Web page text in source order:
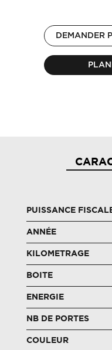
DEMANDER
PUISSANCE
ANNÉE
KILOMETRAGE
BOITE
ENERGIE
NB DE PORTES
COULEUR